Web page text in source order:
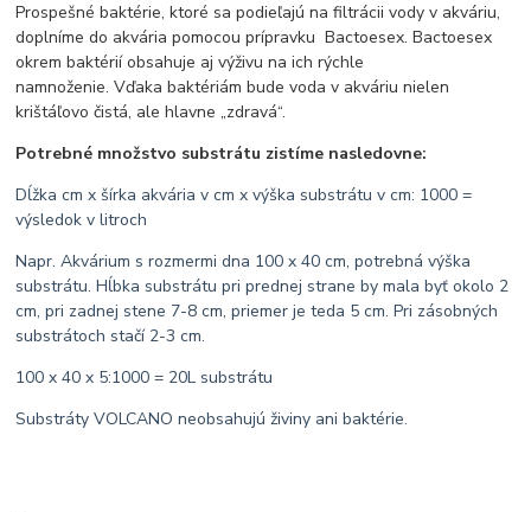
Prospešné baktérie, ktoré sa podieľajú na filtrácii vody v akváriu,
doplníme do akvária pomocou prípravku Bactoesex. Bactoesex
okrem baktérií obsahuje aj výživu na ich rýchle
namnoženie. Vďaka baktériám bude voda v akváriu nielen
krištáľovo čistá, ale hlavne „zdravá“.
Potrebné množstvo substrátu zistíme nasledovne:
Dĺžka cm x šírka akvária v cm x výška substrátu v cm: 1000 =
výsledok v litroch
Napr. Akvárium s rozmermi dna 100 x 40 cm, potrebná výška
substrátu. Hĺbka substrátu pri prednej strane by mala byť okolo 2
cm, pri zadnej stene 7-8 cm, priemer je teda 5 cm. Pri zásobných
substrátoch stačí 2-3 cm.
100 x 40 x 5:1000 = 20L substrátu
Substráty VOLCANO neobsahujú živiny ani baktérie.